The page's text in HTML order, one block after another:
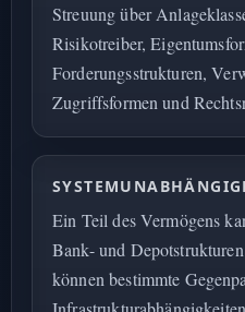
Streuung über
Risikotreiber,
Forderungsstrukturen,
Zugriffsformen und
Ein Teil des Vermögens
Bank- und
können bestimmte